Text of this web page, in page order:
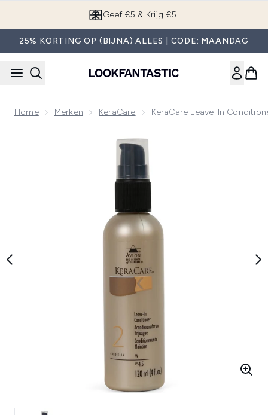
Geef €5 & Krijg €5!
25% KORTING OP (BIJNA) ALLES | CODE: MAANDAG
Home Merken KeraCare KeraCare Leave-In